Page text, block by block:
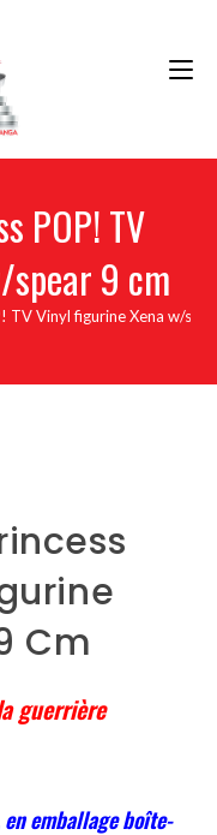
POP! TV
9 cm
TV Vinyl figurine Xena w/
Cm
guerrière
emballage boîte-